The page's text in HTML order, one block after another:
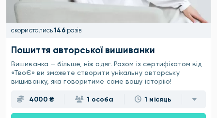
скористались 146разів
Пошиття авторської вишиванки
Вишиванка — більше, ніж одяг. Разом із сертифікатом від
«ТвоЄ» ви зможете створити унікальну авторську
вишиванку, яка говоритиме саме вашу історію!
4000 ₴ 1 особа 1 місяць